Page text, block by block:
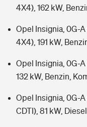
4X4), 162 kW,
Opel Insignia, 0G-A
4X4), 191 kW,
Opel Insignia, 0G-A
132 kW, Benzin,
Opel Insignia, 0G-A
CDTI), 81 kW,